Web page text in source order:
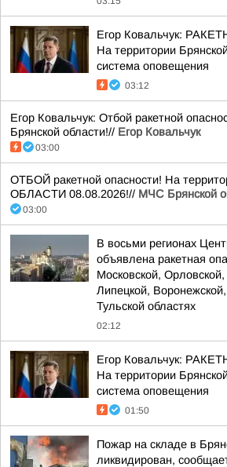
Егор Ковальчук:
На территории
система оповещения
03:12
Егор Ковальчук: Отбой ракетной
Брянской области!// Егор Ковальчук
03:00
ОТБОЙ ракетной опасности! На
ОБЛАСТИ 08.08.2026!// МЧС Брянской
03:00
В восьми регионах
объявлена ракетная
Московской,
Липецкой,
Тульской областях
02:12
Егор Ковальчук:
На территории
система оповещения
01:50
Пожар на складе в
ликвидирован,